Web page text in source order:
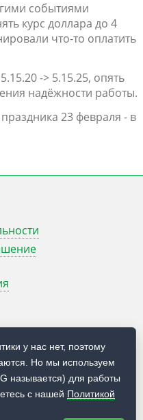
событиями
курс доллара до 4
что-то оплатить
-> 5.15.25, опять
надёжности работы.
23 февраля - в
Advanced Training
у нас нет, поэтому
Но мы используем
называется) для работы
с нашей Политикой